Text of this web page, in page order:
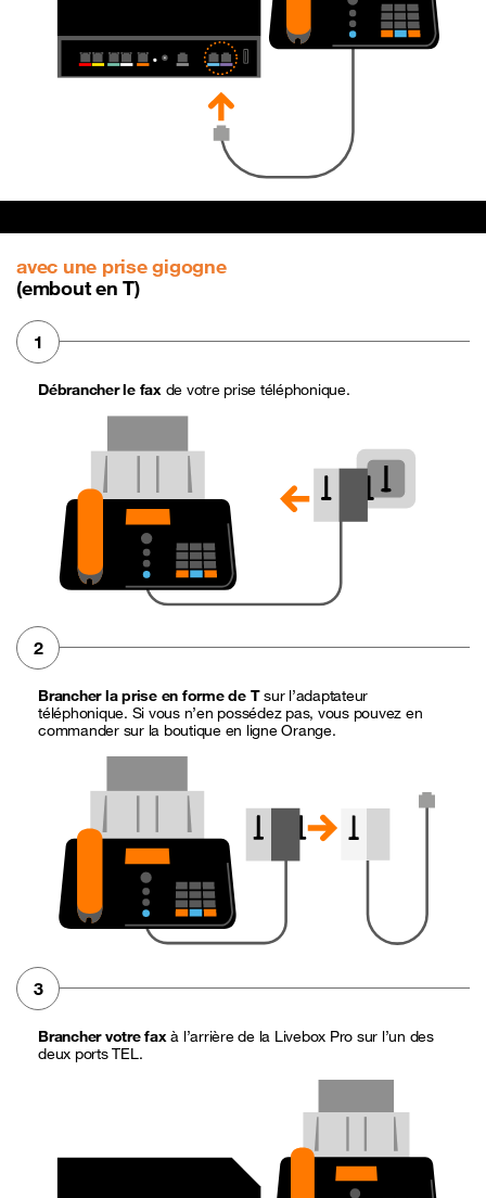
avec une prise gigogne
(embout en T)
1
Débrancher le faxde votre prise téléphonique.
2
Brancher la prise en forme de Tsur l’adaptateur
téléphonique. Si vous n’en possédez pas, vous pouvez en
commander sur la boutique en ligne Orange.
3
Brancher votre faxà l’arrière de la Livebox Pro sur l’un des
deux ports TEL.